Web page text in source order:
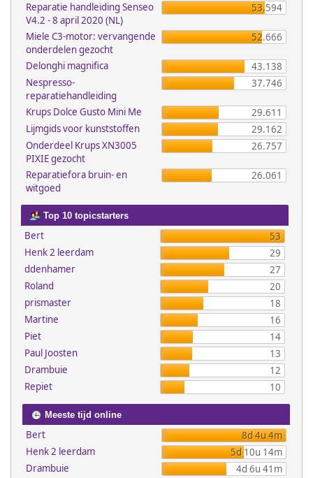
Reparatie handleiding Senseo
V4.2 - 8 april 2020 (NL)
53.594
Miele C3-motor: vervangende
onderdelen gezocht
52.666
Delonghi magnifica
43.138
Nespresso-
reparatiehandleiding
37.746
Krups Dolce Gusto Mini Me
29.611
Lijmgids voor kunststoffen
29.162
Onderdeel Krups XN3005
PIXIE gezocht
26.757
Reparatiefora bruin- en
witgoed
26.061
Top 10 topicstarters
Bert
53
Henk 2 leerdam
29
ddenhamer
27
Roland
20
prismaster
18
Martine
16
Piet
14
Paul Joosten
13
Drambuie
12
Repiet
10
Meeste tijd online
Bert
8d 4u 4m
Henk 2 leerdam
5d 10u 14m
Drambuie
4d 6u 41m